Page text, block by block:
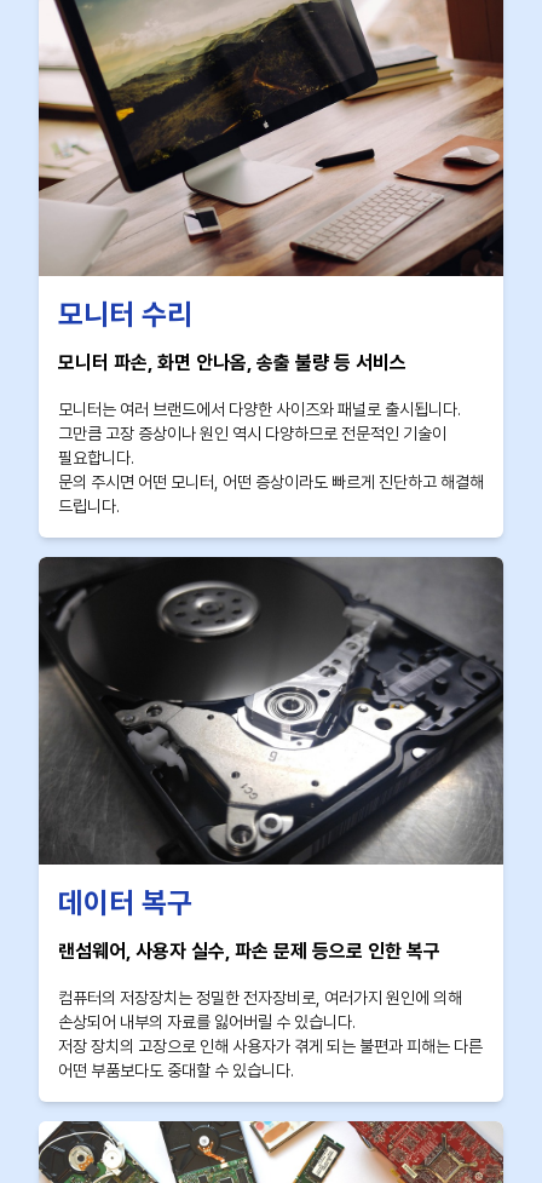
모니터 수리
모니터 파손, 화면 안나옴, 송출 불량 등 서비스
모니터는 여러 브랜드에서 다양한 사이즈와 패널로 출시됩니다.
그만큼 고장 증상이나 원인 역시 다양하므로 전문적인 기술이
필요합니다.
문의 주시면 어떤 모니터, 어떤 증상이라도 빠르게 진단하고 해결해
드립니다.
데이터 복구
랜섬웨어, 사용자 실수, 파손 문제 등으로 인한 복구
컴퓨터의 저장장치는 정밀한 전자장비로, 여러가지 원인에 의해
손상되어 내부의 자료를 잃어버릴 수 있습니다.
저장 장치의 고장으로 인해 사용자가 겪게 되는 불편과 피해는 다른
어떤 부품보다도 중대할 수 있습니다.